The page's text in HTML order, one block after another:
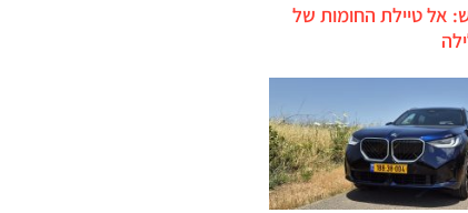
אל טיילת החומות של